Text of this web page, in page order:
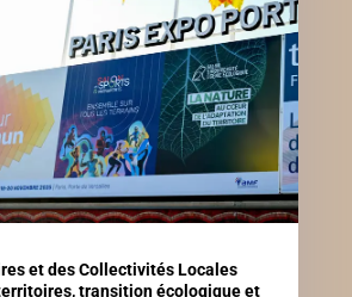
et des Collectivités Locales
transition écologique et